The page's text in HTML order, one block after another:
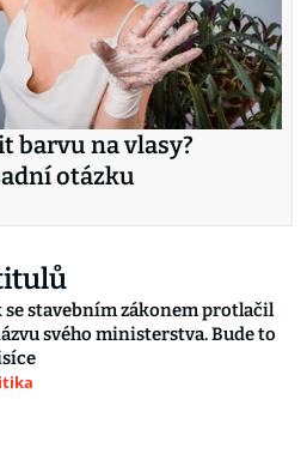
barvu na vlasy?
otázku
se stavebním zákonem protlačil
svého ministerstva. Bude to